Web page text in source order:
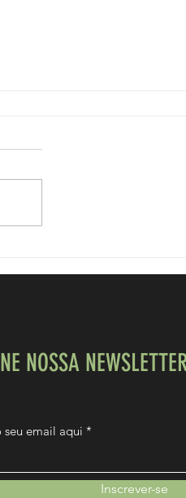
NOSSA
seu email aqui
Inscrever-se